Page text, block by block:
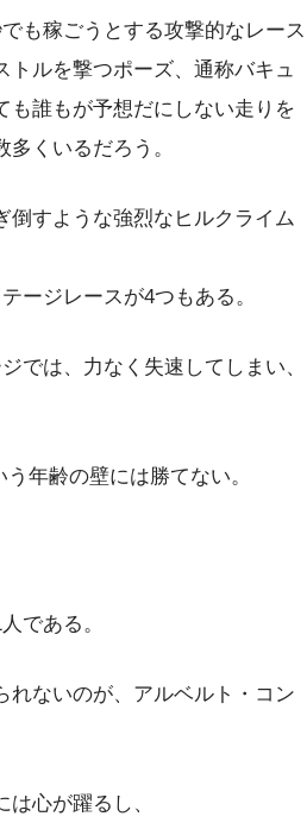
も稼ごうとする攻撃的なレース
トルを撃つポーズ、通称バキュ
も誰もが予想だにしない走りを
くいるだろう。
倒すような強烈なヒルクライム
ージレースが4つもある。
では、力なく失速してしまい、
年齢の壁には勝てない。
である。
れないのが、アルベルト・コン
心が躍るし、